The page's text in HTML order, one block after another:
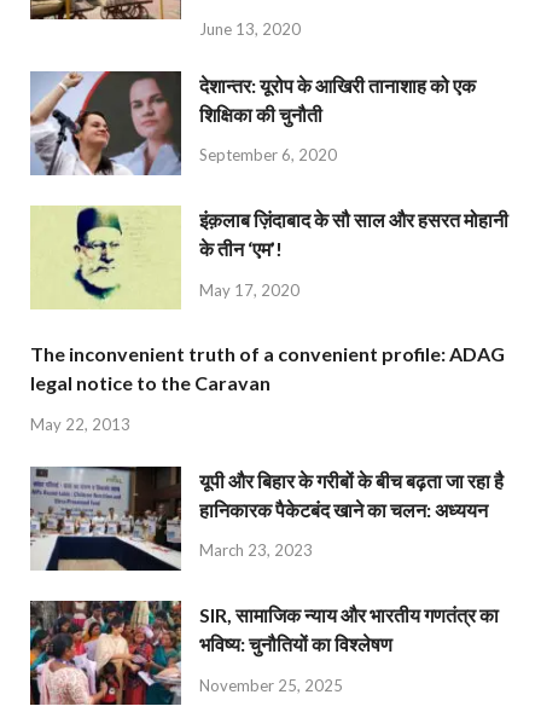
June 13, 2020
देशान्‍तर: यूरोप के आखिरी तानाशाह को एक
शिक्षिका की चुनौती
September 6, 2020
इंक़लाब ज़िंदाबाद के सौ साल और हसरत मोहानी
के तीन ‘एम’!
May 17, 2020
The inconvenient truth of a convenient profile: ADAG
legal notice to the Caravan
May 22, 2013
यूपी और बिहार के गरीबों के बीच बढ़ता जा रहा है
हानिकारक पैकेटबंद खाने का चलन: अध्ययन
March 23, 2023
SIR, सामाजिक न्याय और भारतीय गणतंत्र का
भविष्य: चुनौतियों का विश्लेषण
November 25, 2025